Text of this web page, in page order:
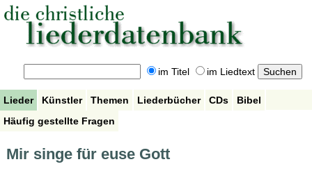
im Titel im Liedtext
Lieder Künstler Themen Liederbücher CDs
Bibel
Häufig gestellte Fragen
Mir singe für euse Gott